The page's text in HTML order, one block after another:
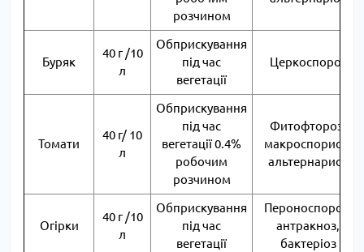
розчином
Буряк
40 г /10
л
Обприскування
під час
вегетації
Церкоспороз
Томати
40 г/ 10
л
Обприскування
під час
вегетації 0.4%
робочим
розчином
Фитофтороз,
макроспориоз,
альтернариоз
Огірки
40 г /10
л
Обприскування
під час
вегетації
Пероноспороз,
антракноз,
бактеріоз